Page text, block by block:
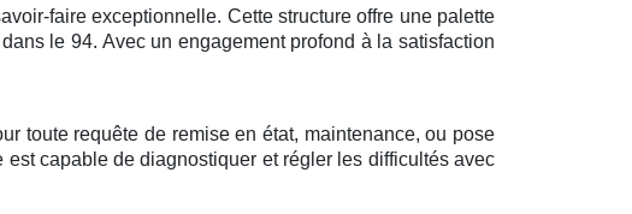
faire exceptionnelle. Cette structure offre une palette
le 94. Avec un engagement profond à la satisfaction
toute requête de remise en état, maintenance, ou pose
capable de diagnostiquer et régler les difficultés avec